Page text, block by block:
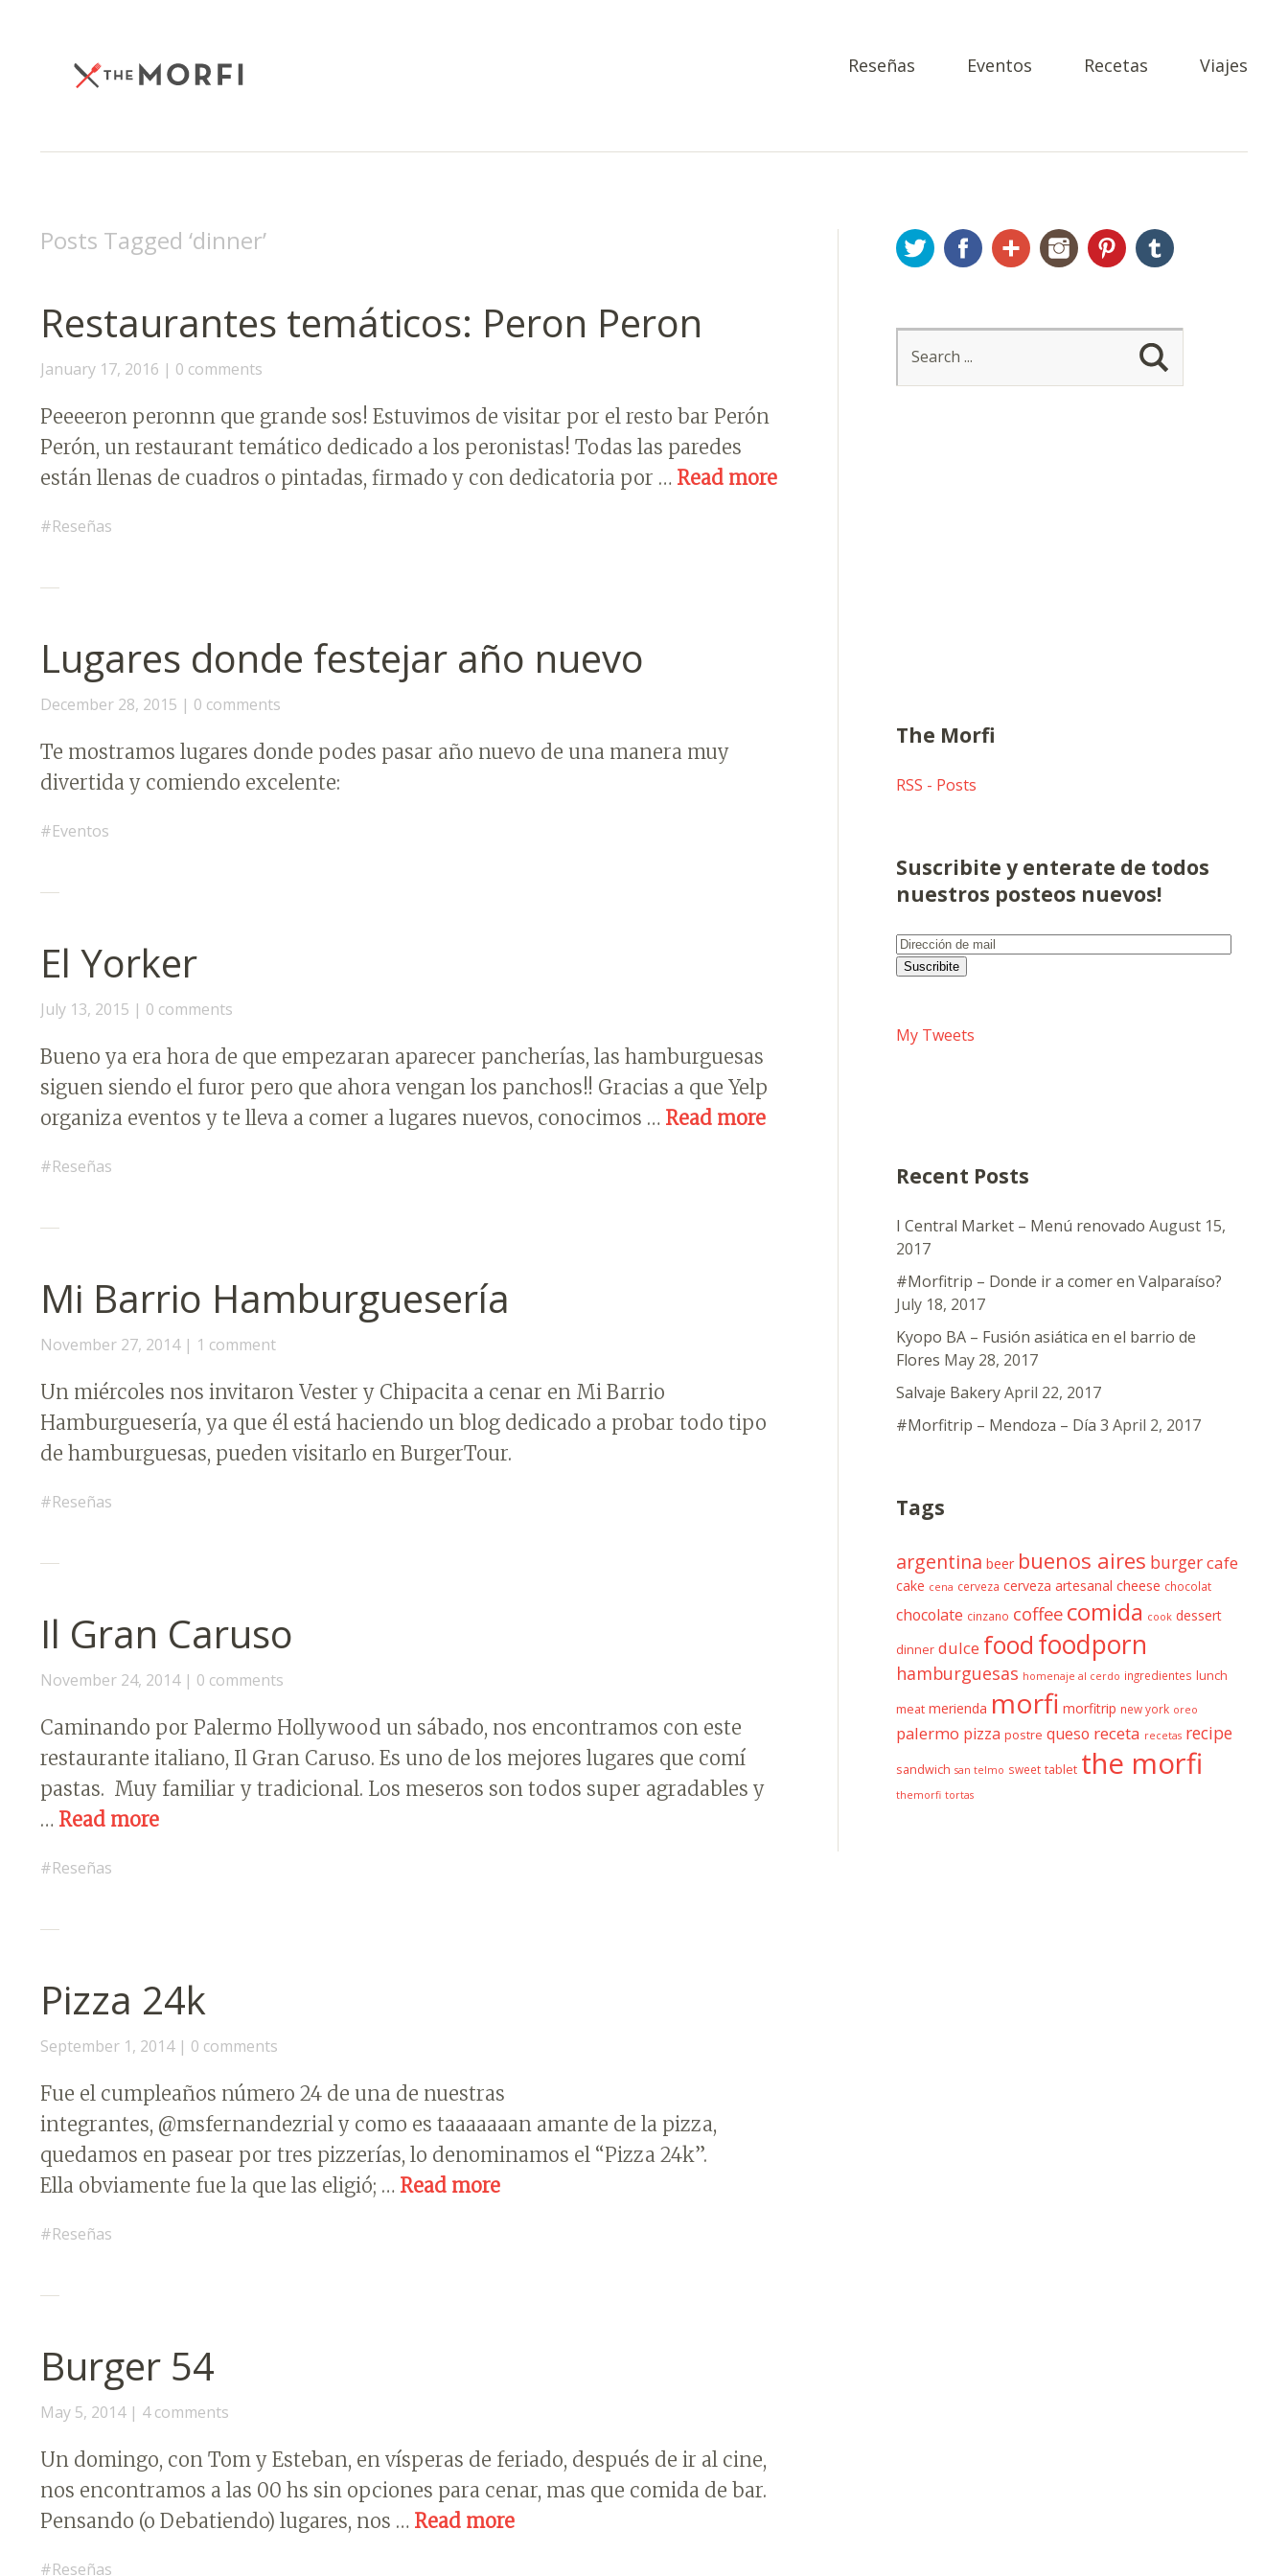
Reseñas Eventos Recetas Viajes
Posts Tagged ‘dinner’
Restaurantes temáticos: Peron Peron
January 17, 2016 0 comments
Peeeeron peronnn que grande sos! Estuvimos de visitar por el resto bar Perón
Perón, un restaurant temático dedicado a los peronistas! Todas las paredes
están llenas de cuadros o pintadas, firmado y con dedicatoria por … Read more
Reseñas
Lugares donde festejar año nuevo
December 28, 2015 0 comments
Te mostramos lugares donde podes pasar año nuevo de una manera muy
divertida y comiendo excelente:
Eventos
El Yorker
July 13, 2015 0 comments
Bueno ya era hora de que empezaran aparecer pancherías, las hamburguesas
siguen siendo el furor pero que ahora vengan los panchos!! Gracias a que Yelp
organiza eventos y te lleva a comer a lugares nuevos, conocimos … Read more
Reseñas
Mi Barrio Hamburguesería
November 27, 2014 1 comment
Un miércoles nos invitaron Vester y Chipacita a cenar en Mi Barrio
Hamburguesería, ya que él está haciendo un blog dedicado a probar todo tipo
de hamburguesas, pueden visitarlo en BurgerTour.
Reseñas
Il Gran Caruso
November 24, 2014 0 comments
Caminando por Palermo Hollywood un sábado, nos encontramos con este
restaurante italiano, Il Gran Caruso. Es uno de los mejores lugares que comí
pastas. Muy familiar y tradicional. Los meseros son todos super agradables y
… Read more
Reseñas
Pizza 24k
September 1, 2014 0 comments
Fue el cumpleaños número 24 de una de nuestras
integrantes, @msfernandezrial y como es taaaaaaan amante de la pizza,
quedamos en pasear por tres pizzerías, lo denominamos el “Pizza 24k”.
Ella obviamente fue la que las eligió; … Read more
Reseñas
Burger 54
May 5, 2014 4 comments
Un domingo, con Tom y Esteban, en vísperas de feriado, después de ir al cine,
nos encontramos a las 00 hs sin opciones para cenar, mas que comida de bar.
Pensando (o Debatiendo) lugares, nos … Read more
Reseñas
TwitterFacebookGoogle+InstagramPinterestTumblr
The Morfi
RSS - Posts
Suscribite y enterate de todos
nuestros posteos nuevos!
Dirección
deSuscribite
My Tweets
Recent Posts
I Central Market – Menú renovado August 15,
2017
#Morfitrip – Donde ir a comer en Valparaíso?
July 18, 2017
Kyopo BA – Fusión asiática en el barrio de
Flores May 28, 2017
Salvaje Bakery April 22, 2017
#Morfitrip – Mendoza – Día 3 April 2, 2017
Tags
argentina beer buenos aires burgercafe
cake cena cerveza cerveza artesanal cheese chocolat
chocolate cinzano coffee comida cook dessert
dinner dulce food foodporn
hamburguesas homenaje al cerdo ingredientes lunch
meat merienda morfi morfitrip new york oreo
palermo pizza postre queso receta recetas recipe
sandwich san telmo sweet tablet the morfi
themorfi tortas